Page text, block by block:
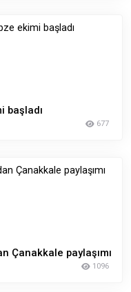
başladı
677
Çanakkale paylaşımı
1096